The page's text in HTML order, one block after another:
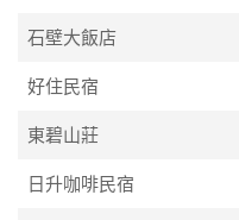
石壁大飯店
好住民宿
東碧山莊
日升咖啡民宿